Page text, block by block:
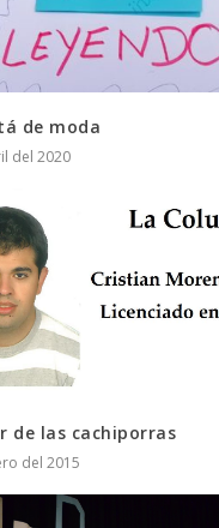
de moda
del 2020
de las cachiporras
del 2015